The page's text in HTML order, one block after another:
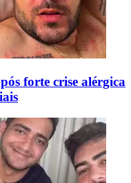
forte crise alérgica